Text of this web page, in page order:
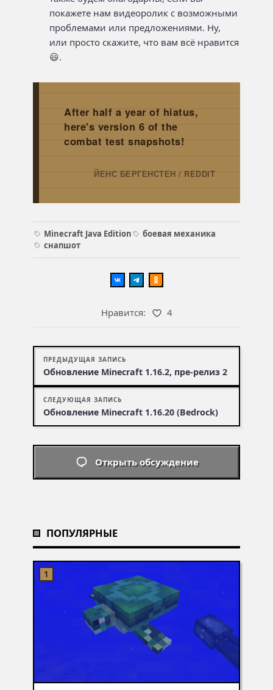
покажете нам видеоролик с возможными
проблемами или предложениями. Ну,
или просто скажите, что вам всё нравится
😃.
After half a year of hiatus,
here's version 6 of the
combat test snapshots!
ЙЕНС БЕРГЕНСТЕН / REDDIT
Minecraft Java Edition
боевая механика
снапшот
Нравится: 4
ПРЕДЫДУЩАЯ ЗАПИСЬ
Обновление Minecraft 1.16.2, пре-релиз 2
СЛЕДУЮЩАЯ ЗАПИСЬ
Обновление Minecraft 1.16.20 (Bedrock)
Открыть обсуждение
ПОПУЛЯРНЫЕ